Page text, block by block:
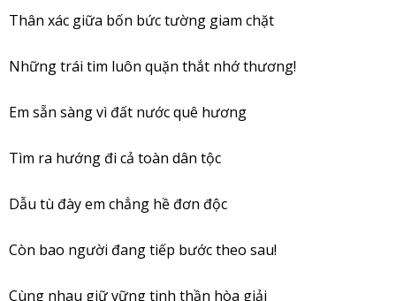
Thân xác giữa bốn bức tường giam chặt
Những trái tim luôn quặn thắt nhớ thương!
Em sẵn sàng vì đất nước quê hương
Tìm ra hướng đi cả toàn dân tộc
Dẫu tù đày em chẳng hề đơn độc
Còn bao người đang tiếp bước theo sau!
Cùng nhau giữ vững tinh thần hòa giải